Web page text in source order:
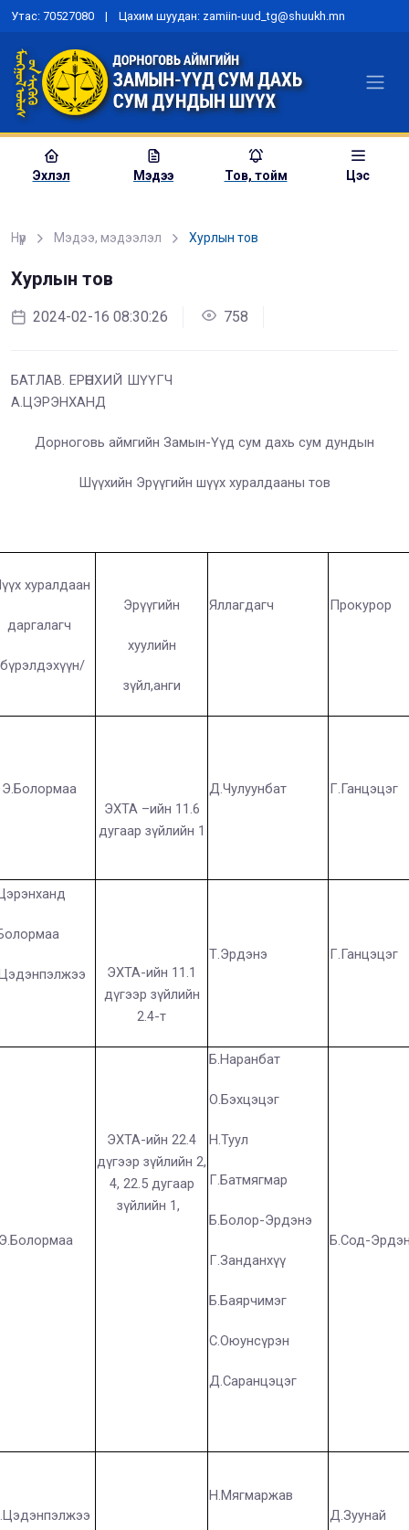
Утас: 70527080 | Цахим шуудан: zamiin-uud_tg@shuukh.mn
Эхлэл Мэдээ Тов, тойм Цэс
Нүүр Мэдээ, мэдээлэл Хурлын тов
Хурлын тов
2024-02-16 08:30:26 758
БАТЛАВ. ЕРӨНХИЙ ШҮҮГЧ
А.ЦЭРЭНХАНД
Дорноговь аймгийн Замын-Үүд сум дахь сум дундын
Шүүхийн Эрүүгийн шүүх хуралдааны тов
хуралдаан
даргалагч
Эрүүгийн
хуулийн
зүйл,анги
Яллагдагч Прокурор
Э.Болормаа
ЭХТА –ийн 11.6
дугаар зүйлийн 1
Д.Чулуунбат Г.Ганцэцэг
ЭХТА-ийн 11.1
дүгээр зүйлийн
2.4-т
Т.Эрдэнэ Г.Ганцэцэг
ЭХТА-ийн 22.4
дүгээр зүйлийн 2,
4, 22.5 дугаар
зүйлийн 1,
Б.Наранбат
О.Бэхцэцэг
Н.Туул
Г.Батмягмар
Б.Болор-Эрдэнэ
Г.Занданхүү
Б.Баярчимэг
С.Оюунсүрэн
Д.Саранцэцэг
Б.Сод-
Н.Мягмаржав
Д.Зуунай